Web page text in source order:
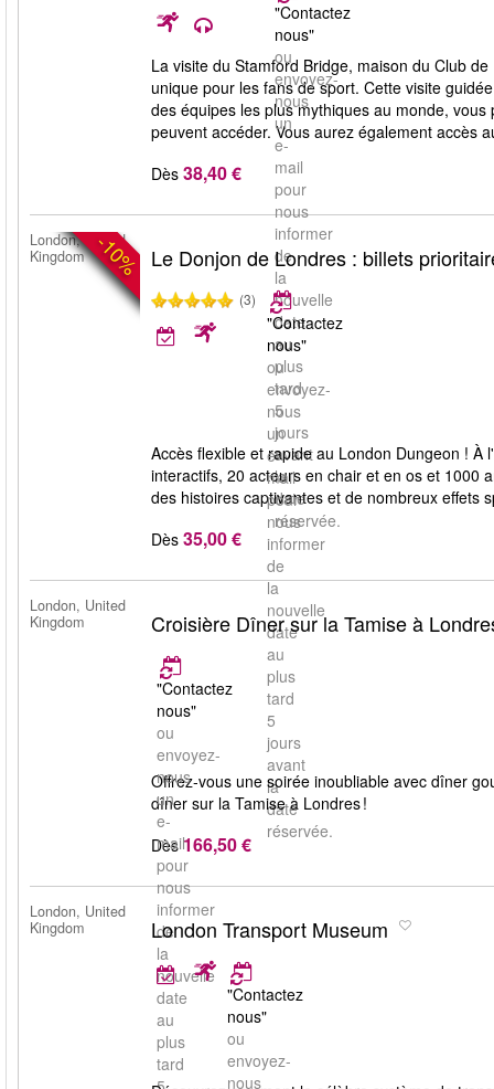
"Contactez
nous"
ou
envoyez-
nous
un
e-
mail
pour
nous
informer
de
la
nouvelle
date
au
plus
tard
5
jours
avant
la
date
réservée.
La visite du Stamford Bridge, maison du Club
unique pour les fans de sport. Cette visite
des équipes les plus mythiques au monde,
peuvent accéder. Vous aurez également accès
Dès 38,40 €
-10%
London, United
Kingdom
Le Donjon de Londres : billets
(3)
"Contactez
nous"
ou
envoyez-
nous
un
e-
mail
pour
nous
informer
de
la
nouvelle
date
au
plus
tard
5
jours
avant
la
date
réservée.
Accès flexible et rapide au London Dungeon !
interactifs, 20 acteurs en chair et en os et 1000
des histoires captivantes et de nombreux effets
Dès 35,00 €
London, United
Kingdom
Croisière Dîner sur la Tamise à
"Contactez
nous"
ou
envoyez-
nous
un
e-
mail
pour
nous
informer
de
la
nouvelle
date
au
plus
tard
Offrez‑vous une soirée inoubliable avec dîner
dîner sur la Tamise à Londres !
Dès 166,50 €
London, United
Kingdom
London Transport Museum
"Contactez
nous"
ou
envoyez-
nous